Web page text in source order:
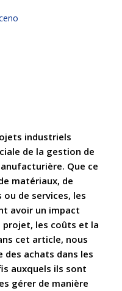
industriels
de la gestion de
Que ce
matériaux, de
de services, les
avoir un impact
les coûts et la
cet article, nous
des achats dans les
auxquels ils sont
gérer de manière